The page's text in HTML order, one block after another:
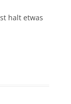
halt etwas